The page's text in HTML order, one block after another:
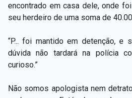
encontrado em casa dele, onde
seu herdeiro de uma soma de
“P... foi mantido em detenção, e
dúvida não tardará na polícia
curioso.”
Não somos apologista nem